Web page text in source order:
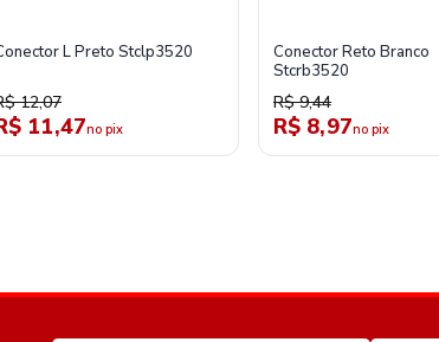
L Preto Stclp3520
12,07
11,47no pix
Conector Reto Branco
Stcrb3520
R$ 9,44
R$ 8,97no pix